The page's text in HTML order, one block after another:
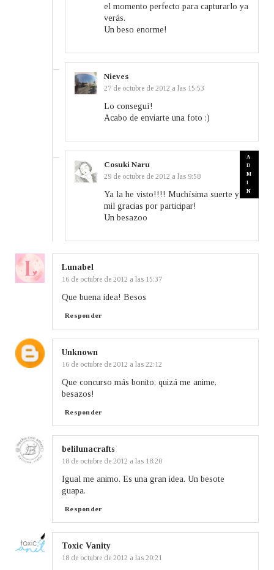
el momento perfecto para capturarlo ya
verás.
Un beso enorme!
Nieves
27 de octubre de 2012 a las 15:53
Lo conseguí!
Acabo de enviarte una foto :)
Cosuki Naru
29 de octubre de 2012 a las 9:58
Ya la he visto!!!! Muchísima suerte y
mil gracias por participar!
Un besazoo
Lunabel
16 de octubre de 2012 a las 15:37
Que buena idea! Besos
Responder
Unknown
16 de octubre de 2012 a las 22:12
Que concurso más bonito, quizá me anime,
besazos!
Responder
belilunacrafts
18 de octubre de 2012 a las 18:20
Igual me animo. Es una gran idea. Un besote
guapa.
Responder
Toxic Vanity
18 de octubre de 2012 a las 20:21